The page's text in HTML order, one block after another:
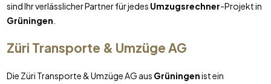
sind Ihr verlässlicher Partner für jedes Umzugsrechner-Projekt in
Grüningen
Züri Transporte & Umzüge AG
Die Züri Transporte & Umzüge AG aus Grüningenist ein